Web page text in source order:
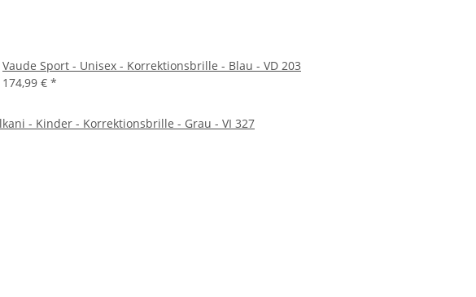
Vaude Sport - Unisex - Korrektionsbrille - Blau - VD 203
174,99 € *